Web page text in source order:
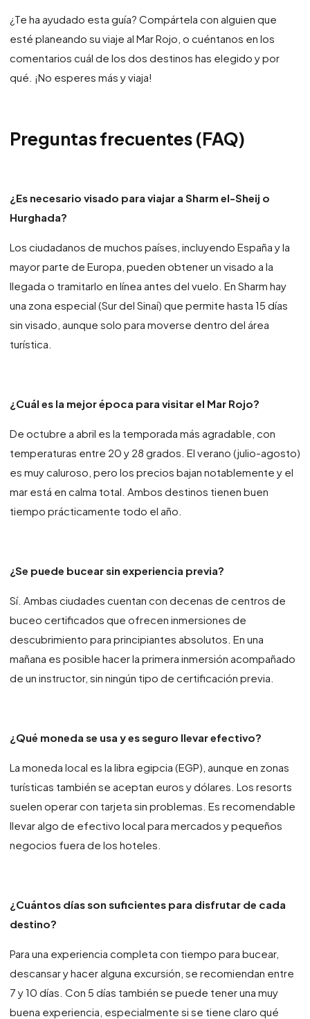
¿Te ha ayudado esta guía? Compártela con alguien que
esté planeando su viaje al Mar Rojo, o cuéntanos en los
comentarios cuál de los dos destinos has elegido y por
qué. ¡No esperes más y viaja!
Preguntas frecuentes (FAQ)
¿Es necesario visado para viajar a Sharm el-Sheij o
Hurghada?
Los ciudadanos de muchos países, incluyendo España y la
mayor parte de Europa, pueden obtener un visado a la
llegada o tramitarlo en línea antes del vuelo. En Sharm hay
una zona especial (Sur del Sinaí) que permite hasta 15 días
sin visado, aunque solo para moverse dentro del área
turística.
¿Cuál es la mejor época para visitar el Mar Rojo?
De octubre a abril es la temporada más agradable, con
temperaturas entre 20 y 28 grados. El verano (julio-agosto)
es muy caluroso, pero los precios bajan notablemente y el
mar está en calma total. Ambos destinos tienen buen
tiempo prácticamente todo el año.
¿Se puede bucear sin experiencia previa?
Sí. Ambas ciudades cuentan con decenas de centros de
buceo certificados que ofrecen inmersiones de
descubrimiento para principiantes absolutos. En una
mañana es posible hacer la primera inmersión acompañado
de un instructor, sin ningún tipo de certificación previa.
¿Qué moneda se usa y es seguro llevar efectivo?
La moneda local es la libra egipcia (EGP), aunque en zonas
turísticas también se aceptan euros y dólares. Los resorts
suelen operar con tarjeta sin problemas. Es recomendable
llevar algo de efectivo local para mercados y pequeños
negocios fuera de los hoteles.
¿Cuántos días son suficientes para disfrutar de cada
destino?
Para una experiencia completa con tiempo para bucear,
descansar y hacer alguna excursión, se recomiendan entre
7 y 10 días. Con 5 días también se puede tener una muy
buena experiencia, especialmente si se tiene claro qué